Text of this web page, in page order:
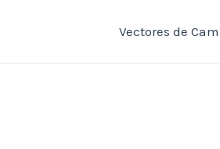
Vectores de